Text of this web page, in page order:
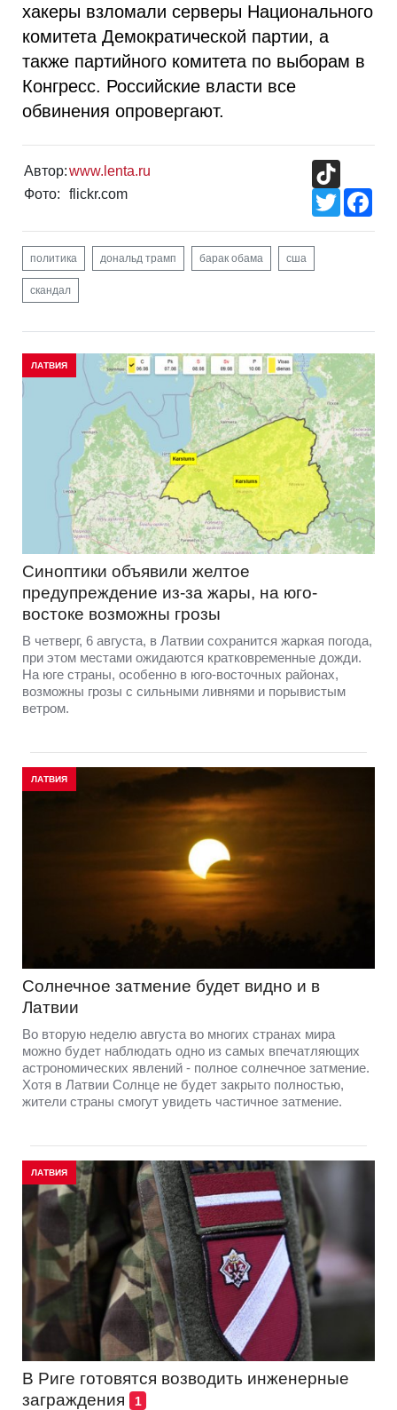
хакеры взломали серверы Национального
комитета Демократической партии, а
также партийного комитета по выборам в
Конгресс. Российские власти все
обвинения опровергают.
Автор:www.lenta.ru
Фото:
flickr.com
Twitter
политика дональд трамп барак обама сша
скандал
ЛАТВИЯ
Синоптики объявили желтое
предупреждение из-за жары, на юго-
востоке возможны грозы
В четверг, 6 августа, в Латвии сохранится жаркая погода,
при этом местами ожидаются кратковременные дожди.
На юге страны, особенно в юго-восточных районах,
возможны грозы с сильными ливнями и порывистым
ветром.
ЛАТВИЯ
Солнечное затмение будет видно и в
Латвии
Во вторую неделю августа во многих странах мира
можно будет наблюдать одно из самых впечатляющих
астрономических явлений - полное солнечное затмение.
Хотя в Латвии Солнце не будет закрыто полностью,
жители страны смогут увидеть частичное затмение.
ЛАТВИЯ
В Риге готовятся возводить инженерные
заграждения
1